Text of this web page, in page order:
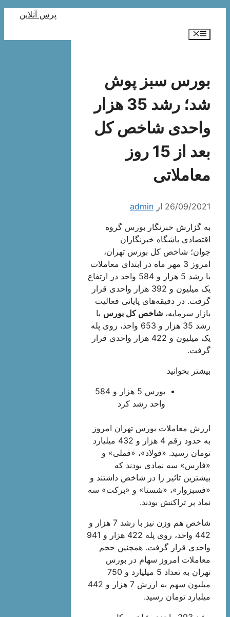
پرس آنلاین
فهرست
بورس سبز پوش
شد؛ رشد 35 هزار
واحدی شاخص کل
بعد از 15 روز
معاملاتی
26/09/2021 از admin
به گزارش خبرنگار بورس گروه
اقتصادی باشگاه خبرنگاران
جوان؛ شاخص کل بورس تهران،
امروز 3 مهر ماه در ابتدای معاملات
با رشد 5 هزار و 584 واحد در ارتفاع
یک میلیون و 392 هزار واحدی قرار
گرفت. در دقیقه‌های پایانی فعالیت
بازار سرمایه،شاخص کل بورس با
رشد 35 هزار و 653 واحد، روی پله
یک میلیون و 422 هزار واحدی قرار
گرفت.
بیشتر بخوانید
بورس 5 هزار و 584
واحد رشد کرد
ارزش معاملات بورس تهران امروز
به حدود رقم 4 هزار و 432 میلیارد
تومان رسید. «فولاد»، «فملی» و
«فارس» سه نمادی بودند که
بیشترین تاثیر را در شاخص داشتند و
«فسبزوار»، «شستا» و «برکت» سه
نماد پر تراکنش بودند.
شاخص هم وزن نیز با رشد 7 هزار و
442 واحد، روی پله 422 هزار و 941
واحدی قرار گرفت. همچنین حجم
معاملات امروز سهام در بورس
تهران به تعداد 5 میلیارد و 750
میلیون سهم به ارزش 7 هزار و 442
میلیارد تومان رسید.